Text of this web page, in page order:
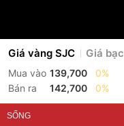
Giá vàng SJC Giá bạc
Mua vào 139,700
0%
Bán ra
142,700 0%
SỐNG